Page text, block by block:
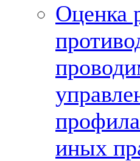
Оценка
иных